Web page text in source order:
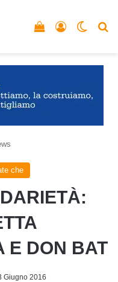
Accedi
Vedi il carrello
che
E DON BAT
Giugno 2016